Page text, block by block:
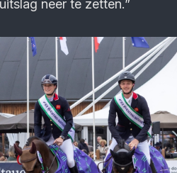
neer te zetten.”